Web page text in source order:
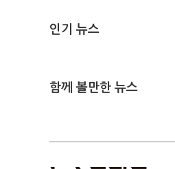
인기 뉴스
함께 볼만한 뉴스